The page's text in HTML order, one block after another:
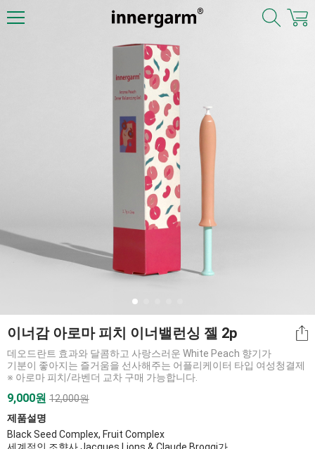
이너감 아로마 피치 이너밸런싱 젤 2p
데오드란트 효과와 달콤하고 사랑스러운 White Peach 향기가
기분이 좋아지는 즐거움을 선사해주는 어플리케이터 타입 여성청결제
※ 아로마 피치/라벤더 교차 구매 가능합니다.
9,000원 12,000원
제품설명
Black Seed Complex, Fruit Complex